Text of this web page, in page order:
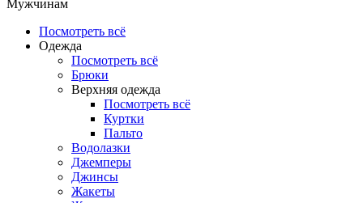
Мужчинам
Посмотреть всё
Одежда
Посмотреть всё
Брюки
Верхняя одежда
Посмотреть всё
Куртки
Пальто
Водолазки
Джемперы
Джинсы
Жакеты